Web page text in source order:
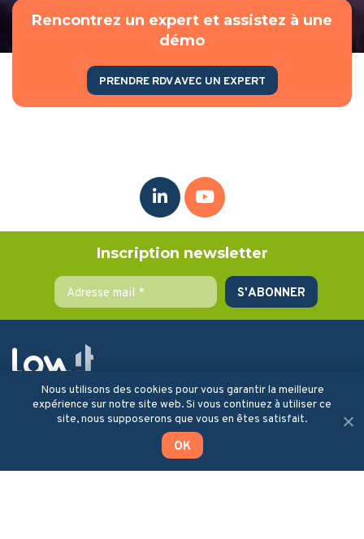
Rencontrez un expert et assistez à une
démo
PRENDRE RDV AVEC UN EXPERT
Inscription newsletter
la solution qui vous accompagne
dans votre stratégie
Nous utilisons des cookies pour vous garantir la meilleure
expérience sur notre site web. Si vous continuez à utiliser ce
site, nous supposerons que vous en êtes satisfait.
OK